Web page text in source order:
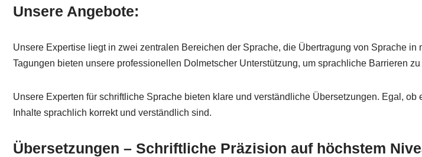
Unsere Angebote:
Unsere Expertise liegt in zwei zentralen Bereichen der Sprache, die Übertragung von Sprache
Tagungen bieten unsere professionellen Dolmetscher Unterstützung, um sprachliche Barrieren
Unsere Experten für schriftliche Sprache bieten klare und verständliche Übersetzungen. Egal,
Inhalte sprachlich korrekt und verständlich sind.
Übersetzungen – Schriftliche Präzision auf höchstem